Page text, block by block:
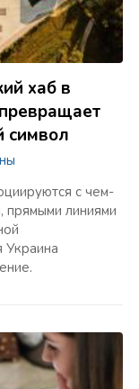
хаб в
символ
с чем-
прямыми линиями
Украина